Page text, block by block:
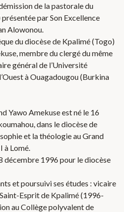
de la pastorale du
par Son Excellence
Alowonou.
du diocèse de Kpalimé (Togo)
membre du clergé du même
général de l’Université
à Ouagadougou (Burkina
Yawo Amekuse est né le 16
dans le diocèse de
et la théologie au Grand
à Lomé.
décembre 1996 pour le diocèse
et poursuivi ses études : vicaire
Esprit de Kpalimé (1996-
au Collège polyvalent de